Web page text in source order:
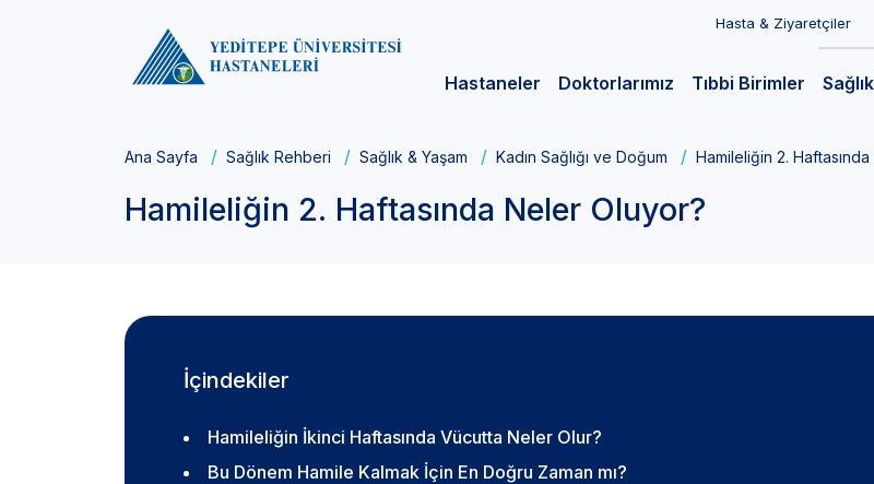
Hasta & Ziyaretçiler
Hastaneler Doktorlarımız Tıbbi Birimler
Ana Sayfa Sağlık Rehberi Sağlık & Yaşam Kadın Sağlığı ve Doğum Hamileliğin 2.
Hamileliğin 2. Haftasında Neler Oluyor?
İçindekiler
Hamileliğin İkinci Haftasında Vücutta Neler Olur?
Bu Dönem Hamile Kalmak İçin En Doğru Zaman mı?